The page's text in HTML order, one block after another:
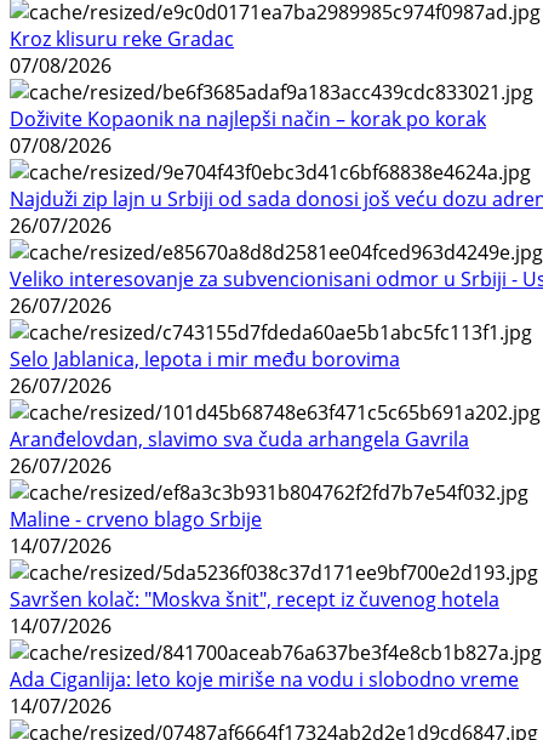
Kroz klisuru reke Gradac
07/08/2026
Doživite Kopaonik na najlepši način – korak po korak
07/08/2026
Najduži zip lajn u Srbiji od sada donosi još veću dozu
26/07/2026
Veliko interesovanje za subvencionisani odmor u Srbiji -
26/07/2026
Selo Jablanica, lepota i mir među borovima
26/07/2026
Aranđelovdan, slavimo sva čuda arhangela Gavrila
26/07/2026
Maline - crveno blago Srbije
14/07/2026
Savršen kolač: "Moskva šnit", recept iz čuvenog hotela
14/07/2026
Ada Ciganlija: leto koje miriše na vodu i slobodno vreme
14/07/2026